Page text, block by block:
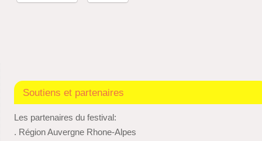
Soutiens et partenaires
Les partenaires du festival:
. Région Auvergne Rhone-Alpes